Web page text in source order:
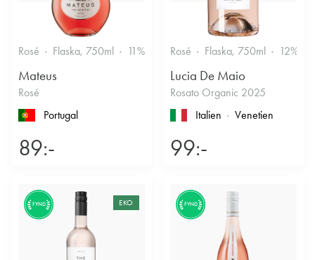
Rosé Flaska, 750ml 11% Fruktigt & Smakrikt
Mateus
Rosé
Portugal
89:-
Rosé Flaska, 750ml 12%
Lucia De Maio
Rosato Organic 2025
Italien
Venetien
99:-
FYND EKO FYND